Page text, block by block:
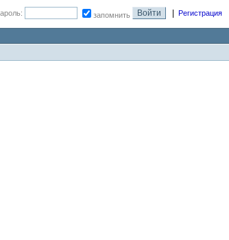
запомнить Регистрация